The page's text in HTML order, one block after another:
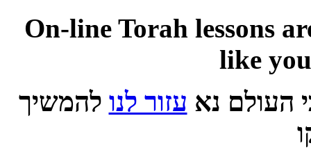
On-line Torah lessons
like
העולם נא עזור לנו להמשיך